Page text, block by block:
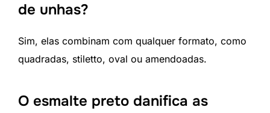
de unhas?
Sim, elas combinam com qualquer formato, como
quadradas, stiletto, oval ou amendoadas.
O esmalte preto danifica as